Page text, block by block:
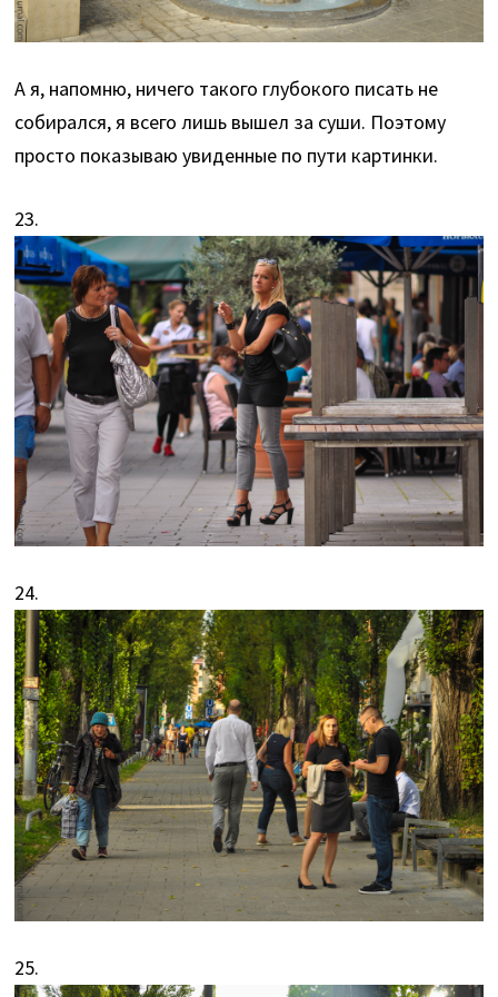
А я, напомню, ничего такого глубокого писать не
собирался, я всего лишь вышел за суши. Поэтому
просто показываю увиденные по пути картинки.
23.
24.
25.